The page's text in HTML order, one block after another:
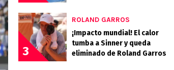
3
ROLAND GARROS
¡Impacto mundial! El calor
tumba a Sinner y queda
eliminado de Roland Garros